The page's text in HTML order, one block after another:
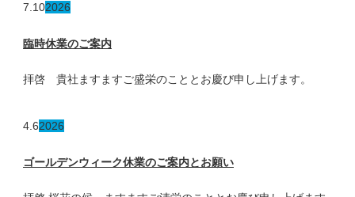
7.102026
臨時休業のご案内
拝啓 貴社ますますご盛栄のこととお慶び申し上げます。
4.62026
ゴールデンウィーク休業のご案内とお願い